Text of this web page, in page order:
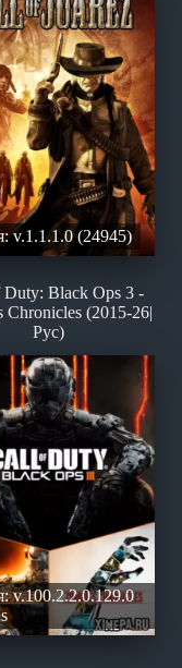
v.1.1.1.0 (24945)
Black Ops 3 -
Chronicles (2015-26|
Рус)
v.100.2.2.0.129.0